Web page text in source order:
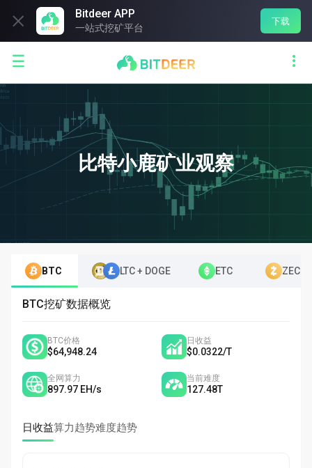

Bitdeer APP
一站式挖矿平台
下载
 
比特小鹿矿业观察
BTC LTC + DOGE ETC ZEC
BTC挖矿数据概览
BTC价格
$64,948.24
日收益
$0.0322/T
全网算力
897.97 EH/s
当前难度
127.48T
日收益算力趋势难度趋势